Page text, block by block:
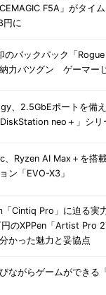
F5A」がタイ
円に
のバックパック「
力バツグン ゲーマー
、2.5GbEポートを備
neo＋」シリ
、Ryzen AI Max＋を搭
ン「EVO-X3」
「Cintiq Pro」に迫る
のXPPen「Artist Pro
かった魅力と妥協点
ながらゲームができる